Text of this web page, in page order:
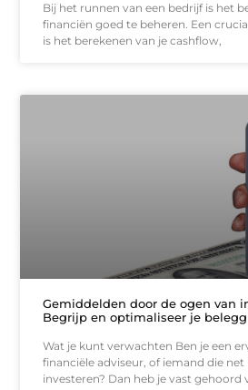
Bij het runnen van een bedrijf is het
financiën goed te beheren. Een
is het berekenen van je cashflow,
Gemiddelden door de ogen van
Begrijp en optimaliseer je
Wat je kunt verwachten Ben je een
financiële adviseur, of iemand die
investeren? Dan heb je vast gehoord